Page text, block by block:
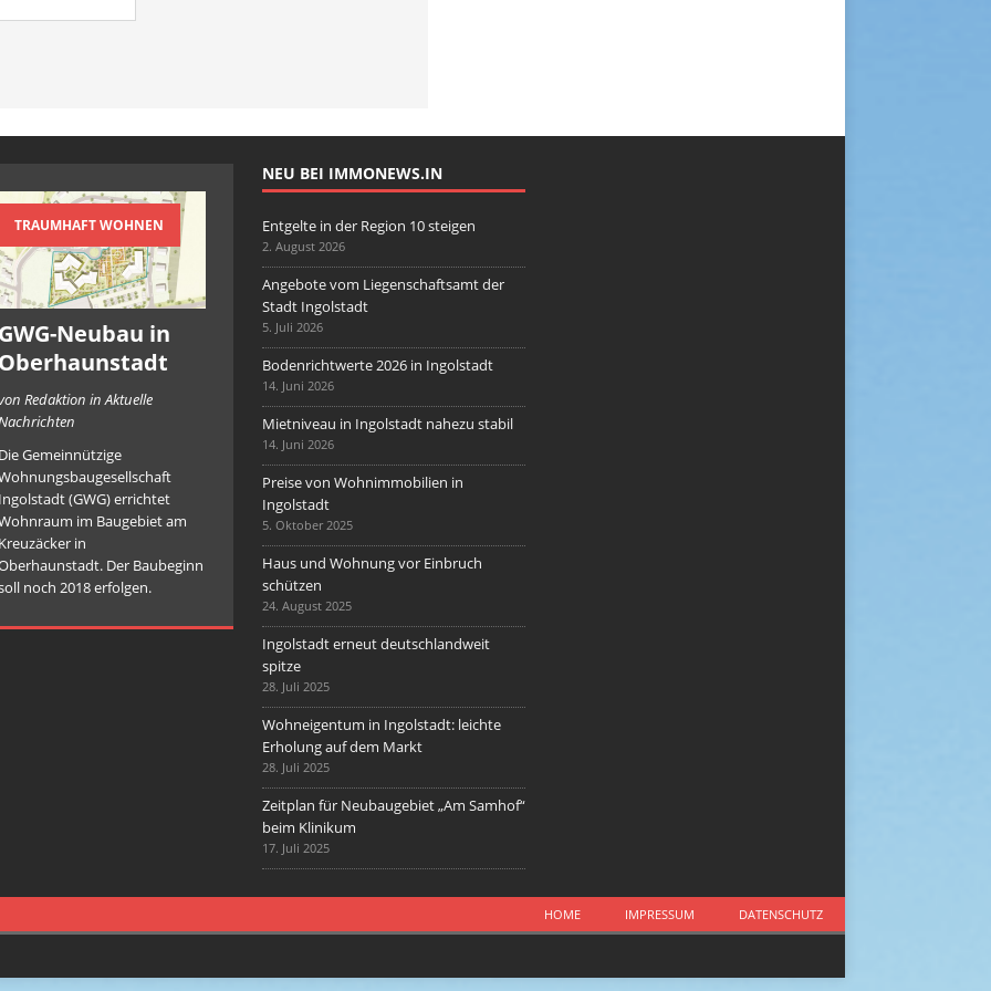
TRAUMHAFT WOHNEN
Neubau in
Redaktion in Aktuelle
Gemeinnützige
(GWG) errichtet
im Baugebiet am
in
Der Baubeginn
noch 2018 erfolgen.
NEU BEI IMMONEWS.IN
Entgelte in der Region 10 steigen
2. August 2026
Angebote vom Liegenschaftsamt der
Stadt Ingolstadt
5. Juli 2026
Bodenrichtwerte 2026 in Ingolstadt
14. Juni 2026
Mietniveau in Ingolstadt nahezu stabil
14. Juni 2026
Preise von Wohnimmobilien in
Ingolstadt
5. Oktober 2025
Haus und Wohnung vor Einbruch
schützen
24. August 2025
Ingolstadt erneut deutschlandweit
spitze
28. Juli 2025
Wohneigentum in Ingolstadt: leichte
Erholung auf dem Markt
28. Juli 2025
Zeitplan für Neubaugebiet „Am Samhof“
beim Klinikum
17. Juli 2025
HOME IMPRESSUM DATENSCHUTZ